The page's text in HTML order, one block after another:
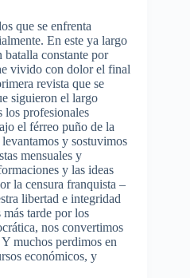
que se enfrenta
En este ya largo
constante por
vivido con dolor el final
revista que se
siguieron el largo
los profesionales
el férreo puño de la
y sostuvimos
mensuales y
y las ideas
la censura franquista –
libertad e integridad
tarde por los
nos convertimos
muchos perdimos en
económicos, y